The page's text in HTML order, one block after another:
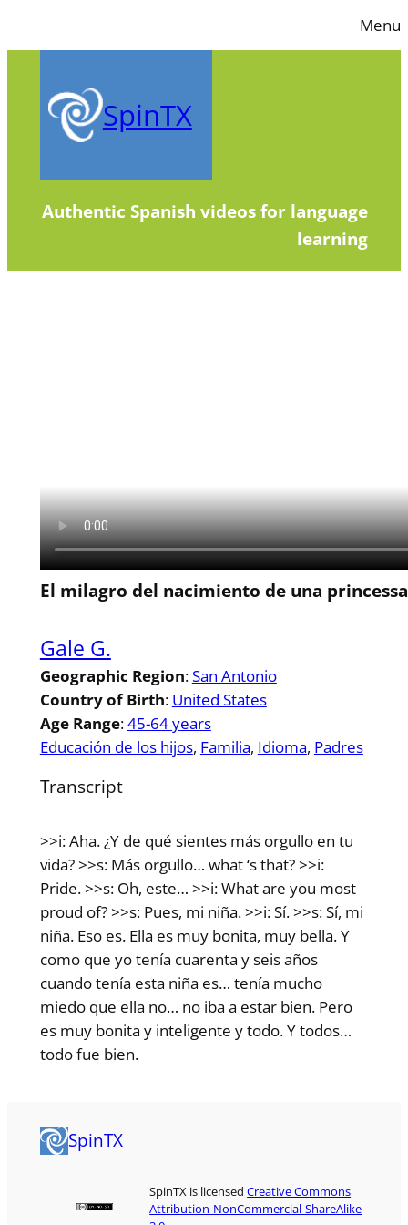
to
Menu
SpinTX
Authentic Spanish videos for language
learning
El milagro del nacimiento de una
Gale G.
Geographic Region:San Antonio
Country of Birth: United States
Age Range:45-64 years
Educación de los hijos, Familia, Idioma, Padres
Transcript
>>i: Aha. ¿Y de qué sientes más orgullo en tu
vida? >>s: Más orgullo… what ‘s that? >>i:
Pride. >>s: Oh, este… >>i: What are you most
proud of? >>s: Pues, mi niña. >>i: Sí. >>s: Sí, mi
niña. Eso es. Ella es muy bonita, muy bella. Y
como que yo tenía cuarenta y seis años
cuando tenía esta niña es… tenía mucho
miedo que ella no… no iba a estar bien. Pero
es muy bonita y inteligente y todo. Y todos…
todo fue bien.
SpinTX
SpinTX is licensedCreative Commons
Attribution-NonCommercial-ShareAlike